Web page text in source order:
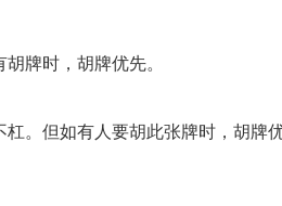
牌时，胡牌优先。
。但如有人要胡此张牌时，胡牌优